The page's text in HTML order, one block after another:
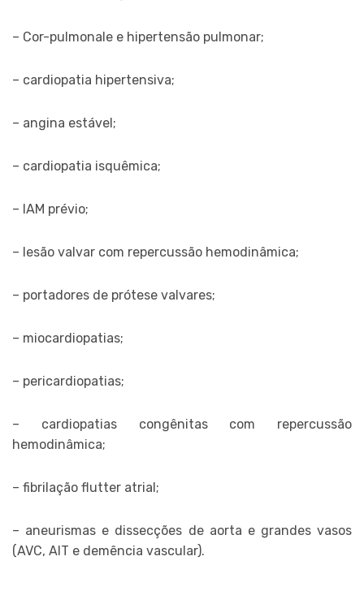
– Cor-pulmonale e hipertensão pulmonar;
– cardiopatia hipertensiva;
– angina estável;
– cardiopatia isquêmica;
– IAM prévio;
– lesão valvar com repercussão hemodinâmica;
– portadores de prótese valvares;
– miocardiopatias;
– pericardiopatias;
– cardiopatias congênitas com repercussão
hemodinâmica;
– fibrilação flutter atrial;
– aneurismas e dissecções de aorta e grandes vasos
(AVC, AIT e demência vascular).